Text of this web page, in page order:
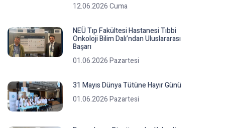
12.06.2026 Cuma
NEÜ Tıp Fakültesi Hastanesi Tıbbi
Onkoloji Bilim Dalı’ndan Uluslararası
Başarı
01.06.2026 Pazartesi
31 Mayıs Dünya Tütüne Hayır Günü
01.06.2026 Pazartesi